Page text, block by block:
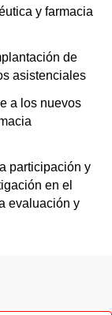
y farmacia
de
asistenciales
a los nuevos
participación y
en el
evaluación y